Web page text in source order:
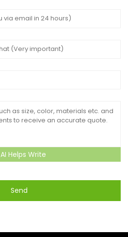
AI Helps Write
Send